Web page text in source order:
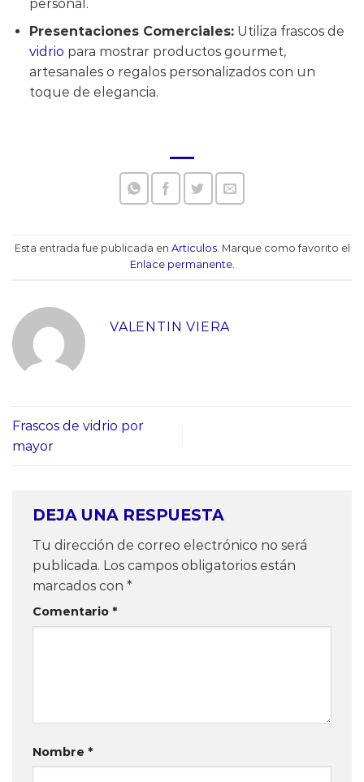
personal.
Presentaciones Comerciales:Utiliza frascos de
vidrio para mostrar productos gourmet,
artesanales o regalos personalizados con un
toque de elegancia.
Esta entrada fue publicada en Articulos. Marque como favorito el
Enlace permanente.
VALENTIN VIERA
Frascos de vidrio por
mayor
DEJA UNA RESPUESTA
Tu dirección de correo electrónico no será
publicada. Los campos obligatorios están
marcados con *
Comentario *
Nombre *